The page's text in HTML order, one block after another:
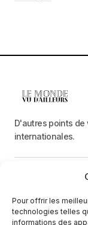
Pour offrir les
technologies telles
informations des
D'autres points
internationales.
Catégories